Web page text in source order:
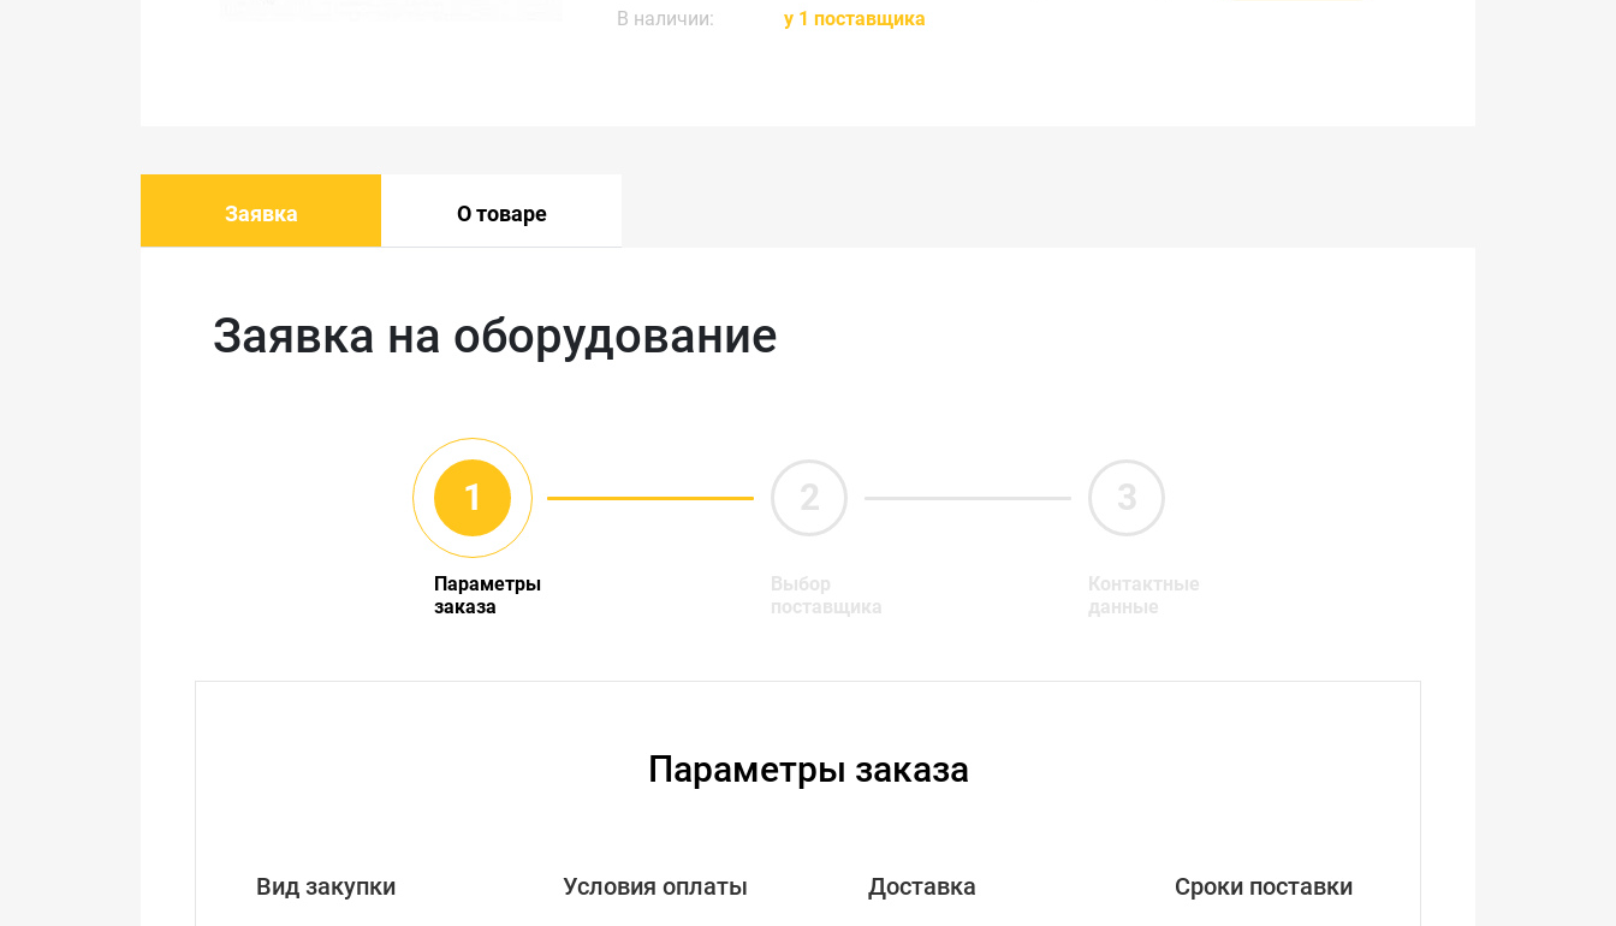
В наличии:
у 1 поставщика
Заявка О товаре
Заявка на оборудование
Параметры
заказа
Выбор
поставщика
Контактные
данные
Параметры заказа
Вид закупки Условия оплаты Доставка Сроки поставки